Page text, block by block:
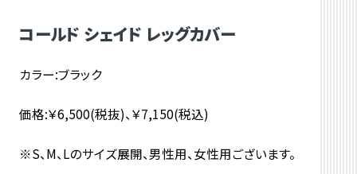
コールド シェイド レッグカバー
カラー:ブラック
価格:￥6,500(税抜)、￥7,150(税込)
※S、M、Lのサイズ展開、男性用、女性用ございます。